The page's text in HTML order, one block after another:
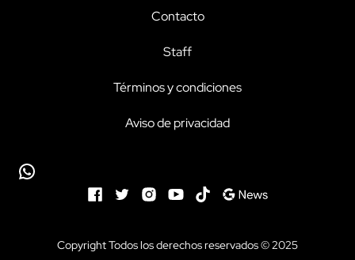
Contacto
Staff
Términos y condiciones
Aviso de privacidad
Copyright Todos los derechos reservados © 2025